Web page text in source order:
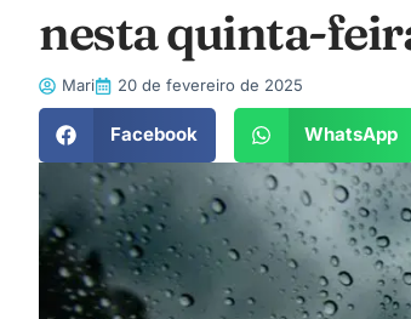
nesta quinta-
Mari 20 de fevereiro de 2025
Facebook WhatsApp